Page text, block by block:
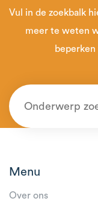
Vul in de zoekbalk
meer te weten
Menu
Over ons